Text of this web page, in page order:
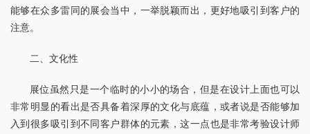
能够在众多雷同的展会当中，一举脱颖而出，更好地吸引到客户的
注意。
二、文化性
展位虽然只是一个临时的小小的场合，但是在设计上面也可以
非常明显的看出是否具备着深厚的文化与底蕴，或者说是否能够加
入到很多吸引到不同客户群体的元素，这一点也是非常考验设计师